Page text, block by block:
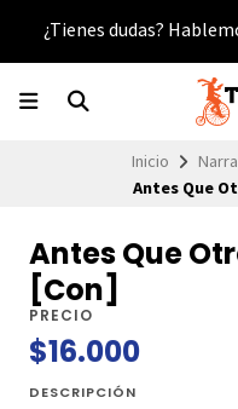
¿Tienes dudas?
Inicio
Antes Que
Antes Que
[Con]
PRECIO
$16.000
DESCRIPCIÓN